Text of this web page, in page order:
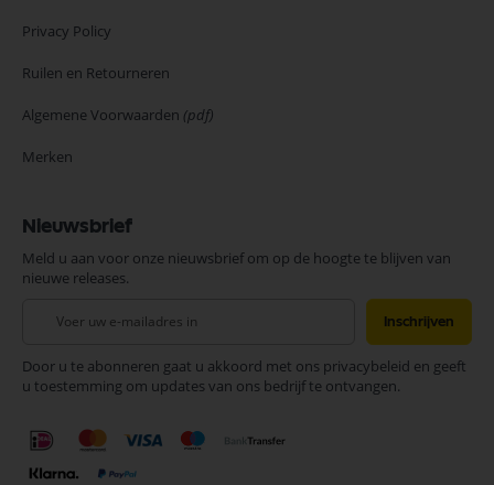
Privacy Policy
Ruilen en Retourneren
Algemene Voorwaarden (pdf)
Merken
Nieuwsbrief
Meld u aan voor onze nieuwsbrief om op de hoogte te blijven van
nieuwe releases.
onze
nieuwsbrief
Inschrijven
Door u te abonneren gaat u akkoord met ons privacybeleid en geeft
u toestemming om updates van ons bedrijf te ontvangen.